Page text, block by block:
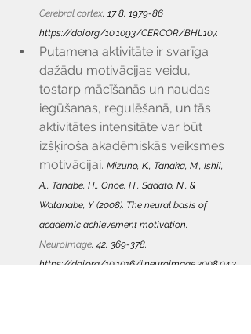
Cerebral cortex, 17 8, 1979-86 .
https://doi.org/10.1093/CERCOR/BHL107.
Putamena aktivitāte ir svarīga
dažādu motivācijas veidu,
tostarp mācīšanās un naudas
iegūšanas, regulēšanā, un tās
aktivitātes intensitāte var būt
izšķiroša akadēmiskās veiksmes
motivācijai. Mizuno, K., Tanaka, M., Ishii,
A., Tanabe, H., Onoe, H., Sadato, N., &
Watanabe, Y. (2008). The neural basis of
academic achievement motivation.
NeuroImage, 42, 369-378.
https://doi.org/10.1016/j.neuroimage.2008.04.2